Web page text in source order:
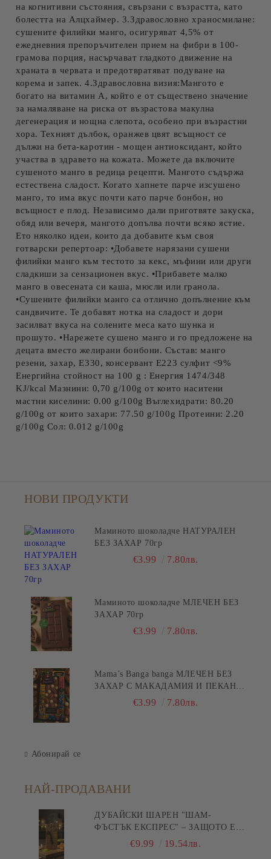
на когнитивни състояния, свързани с възрастта, като
болестта на Алцхаймер. 3.Здравословно храносмилане:
сушените филийки манго, осигуряват 4,5% от
ежедневния препоръчителен прием на фибри в 100-
грамова порция, насърчават гладкото движение на
храната в червата и предотвратяват подуване на
корема и запек. 4.Здравословна визия:Мангото е
богато на витамин А, който е от съществено значение
за намаляване на риска от възрастова макулна
дегенерация и нощна слепота, особено при възрастни
хора. Техният дълбок, оранжев цвят всъщност се
дължи на бета-каротин - мощен антиоксидант, който
участва в здравето на кожата. Можете да включите
сушеното манго в редица рецепти. Мангото съдържа
естествена сладост. Когато хапнете парче изсушено
манго, то има вкус почти като парче бонбон, но
всъщност е плод. Независимо дали приготвяте закуска,
обяд или вечеря, мангото допълва почти всяко ястие.
Ето няколко идеи, които да добавите към своя
готварски репертоар: •Добавете нарязани сушени
филийки манго към тестото за кекс, мъфини или други
сладкиши за сензационен вкус. •Прибавете малко
манго в овесената си каша, мюсли или гранола.
•Сушените филийки манго са отлично допълнение към
сандвичите. Те добавят нотка на сладост и дори
засилват вкуса на солените меса като шунка и
прошуто. •Нарежете сушено манго и го предложене на
децата вместо желирани бонбони. Състав: манго
резени, захар, Е330, консервант Е223 сулфит <9%
Енергийна стойност на 100 g : Енергия 1474/348
KJ/kcal Мазнини: 0,70 g/100g от които наситени
мастни киселини: 0.00 g/100g Въглехидрати: 80.20
g/100g от които захари: 77.50 g/100g Протеини: 2.20
g/100g Сол: 0.012 g/100g
НОВИ ПРОДУКТИ
Маминото шоколадче НАТУРАЛЕН
БЕЗ ЗАХАР 70гр
€3.99 7.80лв.
Маминото шоколадче МЛЕЧЕН БЕЗ
ЗАХАР 70гр
€3.99 7.80лв.
Mama’s Banga banga МЛЕЧЕН БЕЗ
ЗАХАР С МАКАДАМИЯ И ПЕКАН
€3.99 7.80лв.
Абонирай се
НАЙ-ПРОДАВАНИ
ДУБАЙСКИ ШАРЕН "ШАМ-
ФЪСТЪК ЕКСПРЕС" – ЗАЩОТО Е
БЪРЗА ПИСТА КЪМ
€9.99 19.54лв.